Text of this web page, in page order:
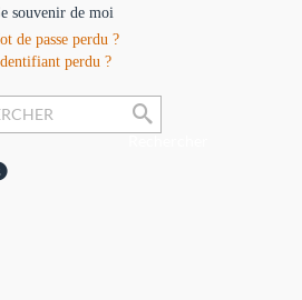
souvenir de moi
de passe perdu ?
perdu ?